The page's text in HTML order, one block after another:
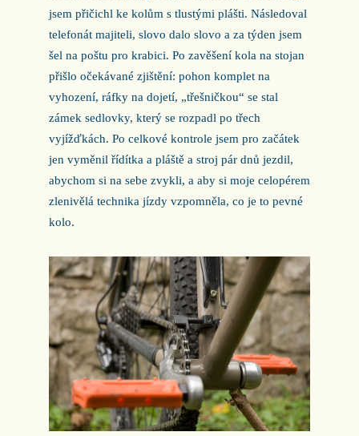
jsem přičichl ke kolům s tlustými plášti. Následoval
telefonát majiteli, slovo dalo slovo a za týden jsem
šel na poštu pro krabici. Po zavěšení kola na stojan
přišlo očekávané zjištění: pohon komplet na
vyhození, ráfky na dojetí, „třešničkou“ se stal
zámek sedlovky, který se rozpadl po třech
vyjížďkách. Po celkové kontrole jsem pro začátek
jen vyměnil řídítka a pláště a stroj pár dnů jezdil,
abychom si na sebe zvykli, a aby si moje celopérem
zlenivělá technika jízdy vzpomněla, co je to pevné
kolo.